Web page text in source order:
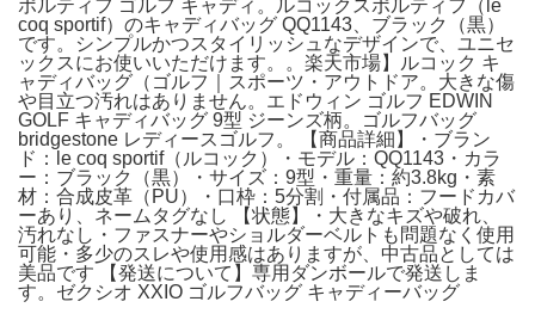
ポルティフ ゴルフ キャディ。ルコックスポルティフ（le
coq sportif）のキャディバッグ QQ1143、ブラック（黒）
です。シンプルかつスタイリッシュなデザインで、ユニセ
ックスにお使いいただけます。。楽天市場】ルコック キ
ャディバッグ（ゴルフ｜スポーツ・アウトドア。大きな傷
や目立つ汚れはありません。エドウィン ゴルフ EDWIN
GOLF キャディバッグ 9型 ジーンズ柄。ゴルフバッグ
bridgestone レディースゴルフ。 【商品詳細】・ブラン
ド：le coq sportif（ルコック）・モデル：QQ1143・カラ
ー：ブラック（黒）・サイズ：9型・重量：約3.8kg・素
材：合成皮革（PU）・口枠：5分割・付属品：フードカバ
ーあり、ネームタグなし 【状態】・大きなキズや破れ、
汚れなし・ファスナーやショルダーベルトも問題なく使用
可能・多少のスレや使用感はありますが、中古品としては
美品です 【発送について】専用ダンボールで発送しま
す。ゼクシオ XXIO ゴルフバッグ キャディーバッグ